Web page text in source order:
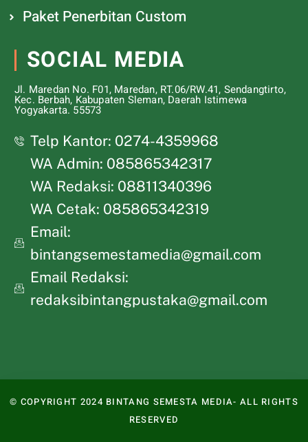
Paket Penerbitan Custom
SOCIAL MEDIA
Jl. Maredan No. F01, Maredan, RT.06/RW.41, Sendangtirto,
Kec. Berbah, Kabupaten Sleman, Daerah Istimewa
Yogyakarta. 55573
Telp Kantor: 0274-4359968
WA Admin: 085865342317
WA Redaksi: 08811340396
WA Cetak: 085865342319
Email:
bintangsemestamedia@gmail.com
Email Redaksi:
redaksibintangpustaka@gmail.com
© COPYRIGHT 2024 BINTANG SEMESTA MEDIA- ALL RIGHTS
RESERVED